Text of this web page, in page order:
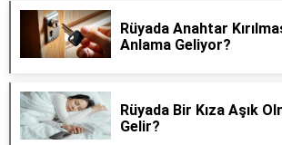
Rüyada Anahtar
Anlama Geliyor?
Rüyada Bir Kıza Aşık
Gelir?